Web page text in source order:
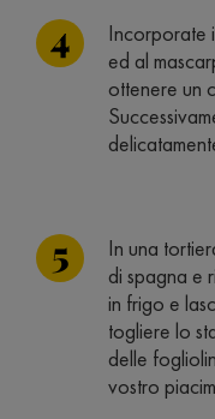
Incorporate
ed al
ottenere un
In una
di spagna e
in frigo e
togliere lo
delle
vostro